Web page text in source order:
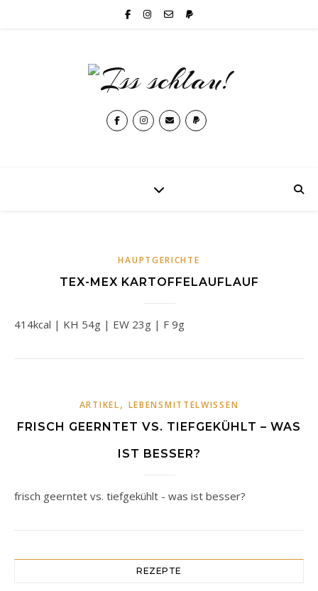
HAUPTGERICHTE
TEX-MEX KARTOFFELAUFLAUF
414kcal | KH 54g | EW 23g | F 9g
ARTIKEL, LEBENSMITTELWISSEN
FRISCH GEERNTET VS. TIEFGEKÜHLT – WAS
IST BESSER?
frisch geerntet vs. tiefgekühlt - was ist besser?
REZEPTE